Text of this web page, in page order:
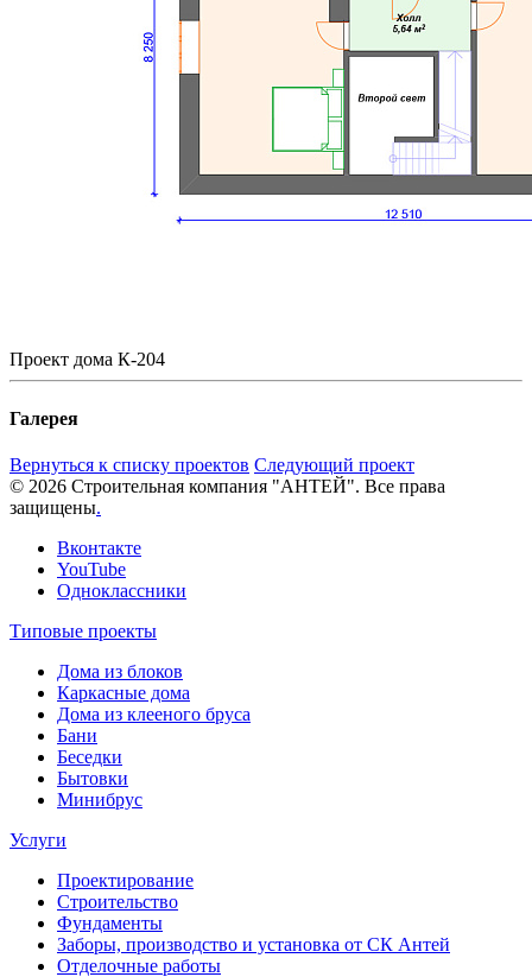
Проект дома К-204
Галерея
Вернуться к списку проектов Следующий проект
© 2026 Строительная компания "АНТЕЙ". Все права
защищены.
Вконтакте
YouTube
Одноклассники
Типовые проекты
Дома из блоков
Каркасные дома
Дома из клееного бруса
Бани
Беседки
Бытовки
Минибрус
Услуги
Проектирование
Строительство
Фундаменты
Заборы, производство и установка от СК Антей
Отделочные работы